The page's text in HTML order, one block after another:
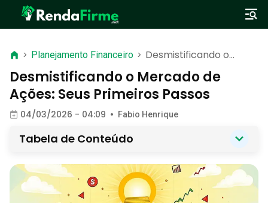
> Planejamento Financeiro > Desmistificando o
Mercado de Ações:
Seus Primeiros Passos
Desmistificando o Mercado de
Ações: Seus Primeiros Passos
04/03/2026 - 04:09 • Fabio Henrique
Tabela de Conteúdo